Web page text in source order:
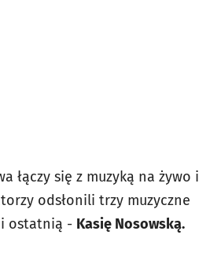
łączy się z muzyką na żywo i
odsłonili trzy muzyczne
i ostatnią - Kasię Nosowską.